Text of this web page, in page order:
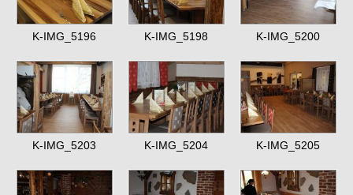
K-IMG_5196 K-IMG_5198 K-IMG_5200
K-IMG_5203 K-IMG_5204 K-IMG_5205